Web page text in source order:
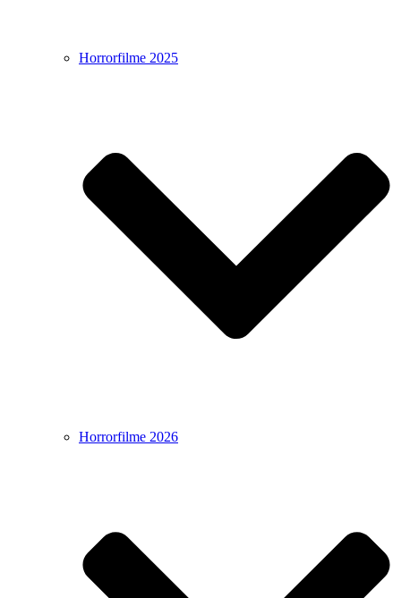
Horrorfilme 2025
Horrorfilme 2026